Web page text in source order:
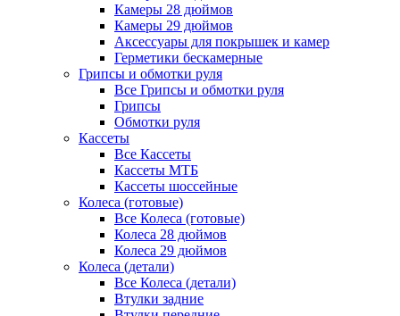
Камеры 28 дюймов
Камеры 29 дюймов
Аксессуары для покрышек и камер
Герметики бескамерные
Грипсы и обмотки руля
Все Грипсы и обмотки руля
Грипсы
Обмотки руля
Кассеты
Все Кассеты
Кассеты МТБ
Кассеты шоссейные
Колеса (готовые)
Все Колеса (готовые)
Колеса 28 дюймов
Колеса 29 дюймов
Колеса (детали)
Все Колеса (детали)
Втулки задние